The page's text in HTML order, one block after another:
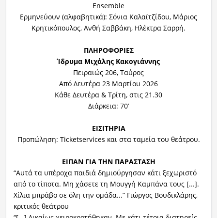
Ensemble
Ερμηνεύουν (αλφαβητικά): Σόνια Καλαϊτζίδου, Μάριος
Κρητικόπουλος, Ανθή Σαββάκη, Ηλέκτρα Σαρρή.
ΠΛΗΡΟΦΟΡΙΕΣ
Ίδρυμα Μιχάλης Κακογιάννης
Πειραιώς 206, Ταύρος
Από Δευτέρα 23 Μαρτίου 2026
Κάθε Δευτέρα & Τρίτη, στις 21.30
Διάρκεια: 70’
ΕΙΣΙΤΗΡΙΑ
Προπώληση: Ticketservices και στα ταμεία του θεάτρου.
ΕΙΠΑΝ ΓΙΑ ΤΗΝ ΠΑΡΑΣΤΑΣΗ
“Αυτά τα υπέροχα παιδιά δημιούργησαν κάτι ξεχωριστό
από το τίποτα. Μη χάσετε τη Μουγγή Καμπάνα τους [...].
Χίλια μπράβο σε όλη την ομάδα...” Γιώργος Βουδικλάρης,
κριτικός θεάτρου